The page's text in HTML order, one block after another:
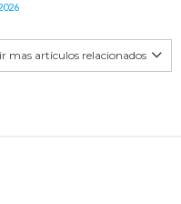
mas artículos relacionados